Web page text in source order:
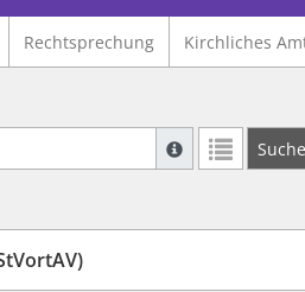
Rechtsprechung Kirchliches
Suche mit
Weitere